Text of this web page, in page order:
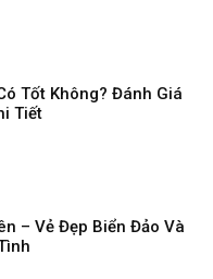
Tốt Không? Đánh Giá
Tiết
– Vẻ Đẹp Biển Đảo Và